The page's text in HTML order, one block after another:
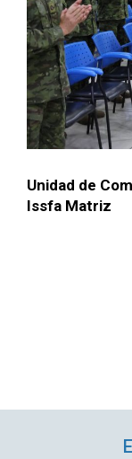
Unidad de
Iss­fa Matriz